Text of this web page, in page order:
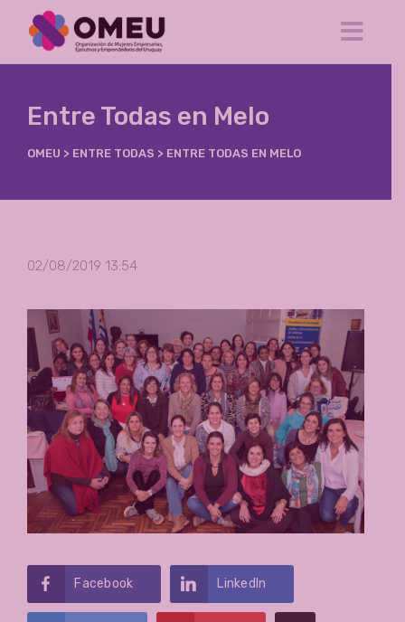
Entre Todas en Melo
OMEU > ENTRE TODAS > ENTRE TODAS EN MELO
02/08/2019 13:54
Facebook LinkedIn